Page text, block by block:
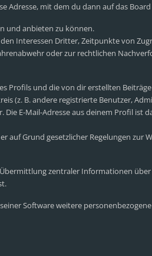
Adresse, mit dem du dann auf das
und anbieten zu können.
Interessen Dritter, Zeitpunkte von
oder zur rechtlichen
Profils und die von dir erstellten
(z. B. andere registrierte Benutzer,
E-Mail-Adresse aus deinem Profil ist
Grund gesetzlicher Regelungen zur
zentraler Informationen
Software weitere